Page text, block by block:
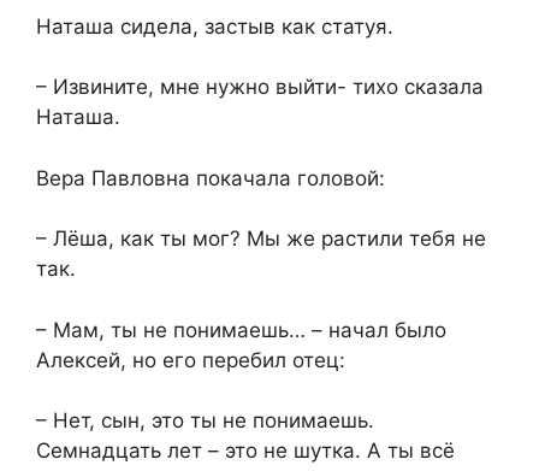
Наташа сидела, застыв как статуя.
– Извините, мне нужно выйти- тихо сказала
Наташа.
Вера Павловна покачала головой:
– Лёша, как ты мог? Мы же растили тебя не
так.
– Мам, ты не понимаешь… – начал было
Алексей, но его перебил отец:
– Нет, сын, это ты не понимаешь.
Семнадцать лет – это не шутка. А ты всё